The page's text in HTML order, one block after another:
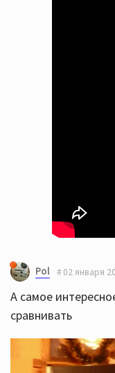
Pol 02 января
А самое
сравнивать